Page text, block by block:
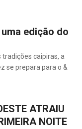
edição do
caipiras, a
se prepara para o &
ATRAIU
NOITE